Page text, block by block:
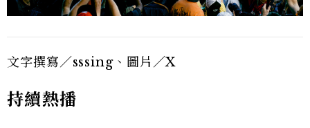
文字撰寫／sssing、圖片／X
持續熱播